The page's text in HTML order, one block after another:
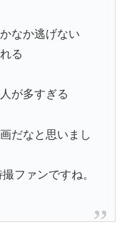
なか逃げない
る
が多すぎる
だなと思いまし
ファンですね。